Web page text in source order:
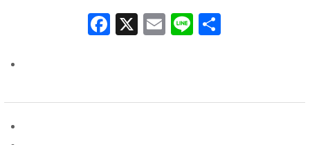
Facebook
X Email
Line